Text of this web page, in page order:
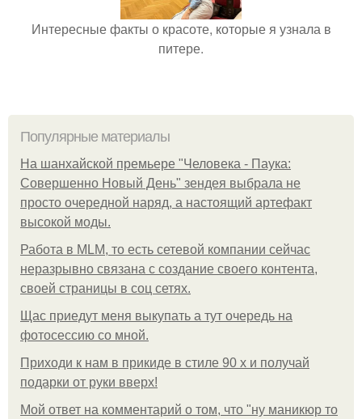
Интересные факты о красоте, которые я узнала в
питере.
Популярные материалы
На шанхайской премьере "Человека - Паука:
Совершенно Новый День" зендея выбрала не
просто очередной наряд, а настоящий артефакт
высокой моды.
Работа в MLM, то есть сетевой компании сейчас
неразрывно связана с создание своего контента,
своей страницы в соц сетях.
Щас приедут меня выкупать а тут очередь на
фотосессию со мной.
Приходи к нам в прикиде в стиле 90 х и получай
подарки от руки вверх!
Мой ответ на комментарий о том, что "ну маникюр то